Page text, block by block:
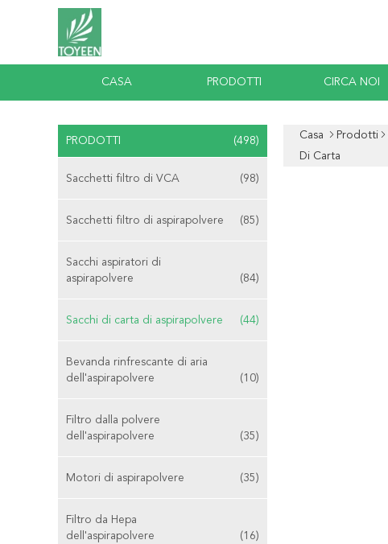
CASA PRODOTTI CIRCA NOI
PRODOTTI (498)
Sacchetti filtro di VCA (98)
Sacchetti filtro di aspirapolvere (85)
Sacchi aspiratori di
aspirapolvere
(84)
Sacchi di carta di aspirapolvere (44)
Bevanda rinfrescante di aria
dell'aspirapolvere
(10)
Filtro dalla polvere
dell'aspirapolvere
(35)
Motori di aspirapolvere (35)
Filtro da Hepa
dell'aspirapolvere
(16)
Casa Prodotti
Di Carta